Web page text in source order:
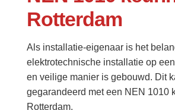
Rotterdam
Als installatie-eigenaar is het
elektrotechnische installatie op
en veilige manier is gebouwd. Dit
gegarandeerd met een NEN 1010
Rotterdam.